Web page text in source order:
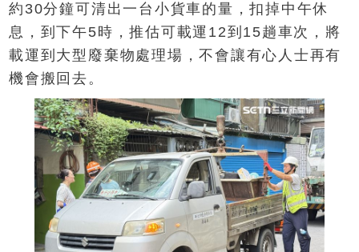
約30分鐘可清出一台小貨車的量，扣掉中午休
息，到下午5時，推估可載運12到15趟車次，將
載運到大型廢棄物處理場，不會讓有心人士再有
機會搬回去。